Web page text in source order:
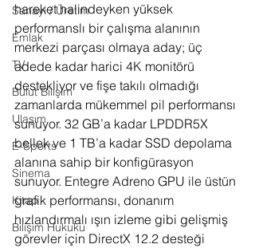
Sanayi / Üretim
Emlak
TV
Bulut Bilişim
Ulaşım
E-Sports
Sinema
Kitap
Bilişim Hukuku
hareket halindeyken yüksek
performanslı bir çalışma alanının
merkezi parçası olmaya aday; üç
adede kadar harici 4K monitörü
destekliyor ve fişe takılı olmadığı
zamanlarda mükemmel pil performansı
sunuyor. 32 GB’a kadar LPDDR5X
bellek ve 1 TB’a kadar SSD depolama
alanına sahip bir konfigürasyon
sunuyor. Entegre Adreno GPU ile üstün
grafik performansı, donanım
hızlandırmalı ışın izleme gibi gelişmiş
görevler için DirectX 12.2 desteği